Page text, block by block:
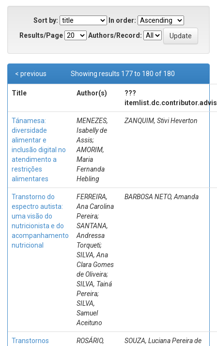
Sort by:
In order:
Results/Page
Authors/Record:
Showing results 177 to 180 of 180
< previous
Title Author(s)
???
Tánamesa:
diversidade
alimentar e
inclusão digital no
atendimento a
restrições
alimentares
MENEZES,
Isabelly de
Assis;
AMORIM,
Maria
Fernanda
Hebling
ZANQUIM, Stivi Heverton
Transtorno do
espectro autista:
uma visão do
nutricionista e do
acompanhamento
nutricional
FERREIRA,
Ana Carolina
Pereira;
SANTANA,
Andressa
Torqueti;
SILVA, Ana
Clara Gomes
de Oliveira;
SILVA, Tainá
Pereira;
SILVA,
Samuel
Aceituno
BARBOSA NETO, Amanda
Transtornos
ROSÁRIO,
SOUZA, Luciana Pereira de